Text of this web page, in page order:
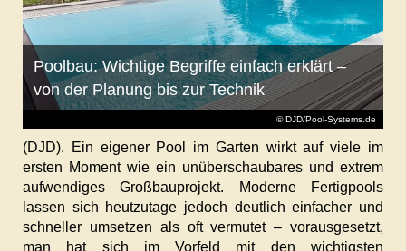
© DJD/Pool-Systems.de
Poolbau: Wichtige Begriffe einfach erklärt –
von der Planung bis zur Technik
(DJD). Ein eigener Pool im Garten wirkt auf viele im
ersten Moment wie ein unüberschaubares und extrem
aufwendiges Großbauprojekt. Moderne Fertigpools
lassen sich heutzutage jedoch deutlich einfacher und
schneller umsetzen als oft vermutet – vorausgesetzt,
man hat sich im Vorfeld mit den wichtigsten